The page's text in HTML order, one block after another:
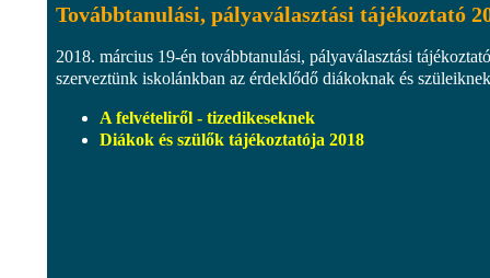
Továbbtanulási, pályaválasztási tájékoztató
2018. március 19-én továbbtanulási, pályaválasztási
szerveztünk iskolánkban az érdeklődő diákoknak és
A felvételiről - tizedikeseknek
Diákok és szülők tájékoztatója 2018